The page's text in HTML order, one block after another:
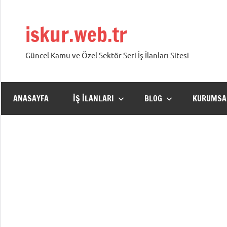
iskur.web.tr
Güncel Kamu ve Özel Sektör Seri İş İlanları Sitesi
ANASAYFA İŞ İLANLARI BLOG